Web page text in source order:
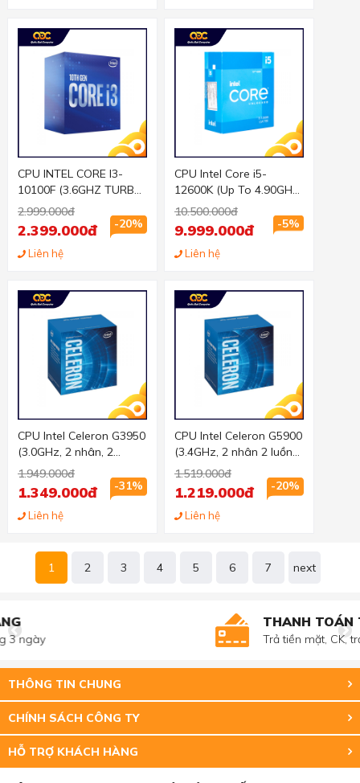
CPU INTEL CORE I3-
10100F (3.6GHZ TURBO
UP TO 4.3GHZ, 4 NHÂN
8 LUỒNG, 6MB CACHE,
2.999.000đ
-20%
2.399.000đ
Liên hệ
CPU Intel Core i5-
12600K (Up To 4.90GHz,
10 Nhân 16 Luồng,20MB
Cache, Alder Lake)
10.500.000đ
-5%
9.999.000đ
Liên hệ
CPU Intel Celeron G3950
(3.0GHz, 2 nhân, 2
luồng, 2MB Cache, 51W)
- Socket Intel LGA 1151
1.949.000đ
-31%
1.349.000đ
Liên hệ
CPU Intel Celeron G5900
(3.4GHz, 2 nhân 2 luồng,
2MB Cache, 58W) -
Socket Intel LGA 1200)
1.519.000đ
-20%
1.219.000đ
Liên hệ
1 2 3 4 5 6 7 next
THANH TOÁN TIỆN LỢI
Trả tiền mặt, CK, trả góp 0%
THÔNG TIN CHUNG
CHÍNH SÁCH CÔNG TY
HỖ TRỢ KHÁCH HÀNG